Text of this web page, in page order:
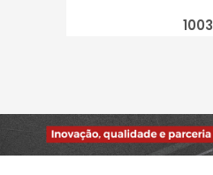
1003